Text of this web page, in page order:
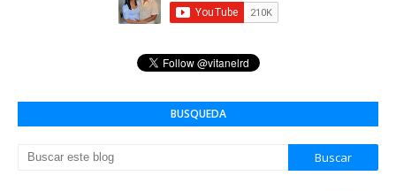
BUSQUEDA